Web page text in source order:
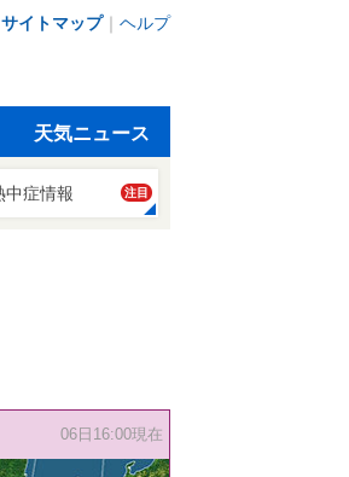
サイトマップ｜ ヘルプ
天気ニュース
中症情報 注目
06日16:00現在